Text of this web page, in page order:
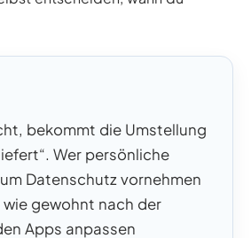
bekommt die Umstellung
Wer persönliche
Datenschutz vornehmen
wie gewohnt nach der
Apps anpassen